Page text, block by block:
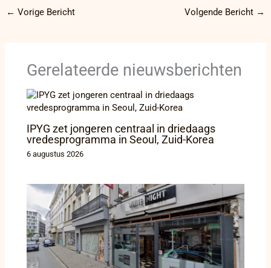
← Vorige Bericht Volgende Bericht →
Gerelateerde nieuwsberichten
IPYG zet jongeren centraal in driedaags
vredesprogramma in Seoul, Zuid-Korea
6 augustus 2026